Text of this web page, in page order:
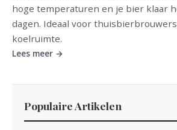
hoge temperaturen en je bier klaar
dagen. Ideaal voor
koelruimte.
Lees meer →
Populaire Artikelen